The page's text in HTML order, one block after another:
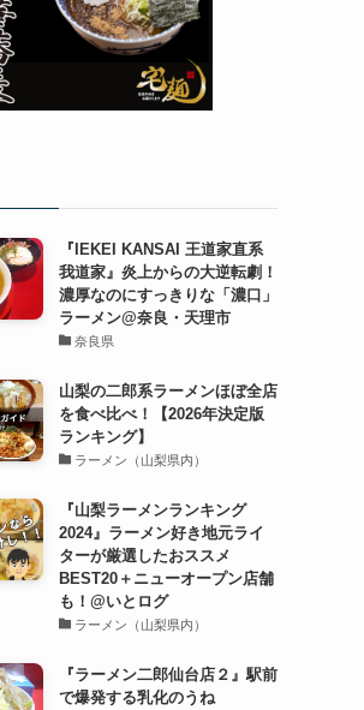
『IEKEI KANSAI 王道家直系
我道家』炎上からの大逆転劇！
濃厚なのにすっきりな「濃口」
ラーメン@奈良・天理市
奈良県
山梨の二郎系ラーメンほぼ全店
を食べ比べ！【2026年決定版
ランキング】
ラーメン（山梨県内）
『山梨ラーメンランキング
2024』ラーメン好き地元ライ
ターが厳選したおススメ
BEST20＋ニューオープン店舗
も！@いとログ
ラーメン（山梨県内）
『ラーメン二郎仙台店２』駅前
で爆発する乳化のうね